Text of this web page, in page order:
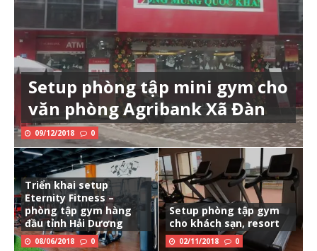
Setup phòng tập mini gym cho
văn phòng Agribank Xã Đàn
09/12/2018 0
Triển khai setup
Eternity Fitness –
phòng tập gym hàng
đầu tỉnh Hải Dương
08/06/2018 0
Setup phòng tập gym
cho khách sạn, resort
02/11/2018 0